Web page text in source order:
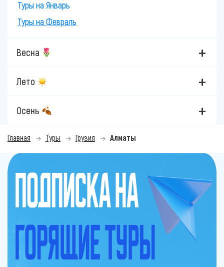
Туры на Январь
Туры на Февраль
Весна
Лето
Осень
Главная Туры Грузия Алматы